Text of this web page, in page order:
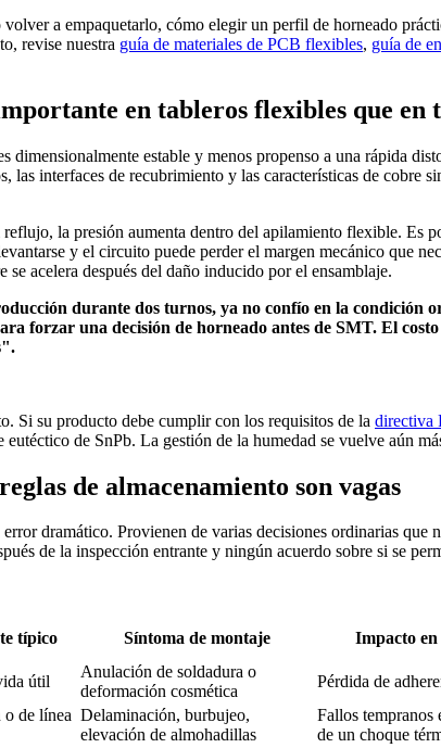
a empaquetarlo, cómo elegir un perfil de horneado
revise nuestra guía de materiales de PCB flexibles, guía de
en tableros flexibles que en
estable y menos propenso a una rápida
interfaces de recubrimiento y las características de cobre
la presión aumenta dentro del apilamiento flexible. Es
y el circuito puede perder el margen mecánico que
acelera después del daño inducido por el ensamblaje.
durante dos turnos, ya no confío en la condición
forzar una decisión de horneado antes de SMT. El
Si su producto debe cumplir con los requisitos de la directiva
de SnPb. La gestión de la humedad se vuelve aún
de almacenamiento son vagas
dramático. Provienen de varias decisiones ordinarias que
de la inspección entrante y ningún acuerdo sobre si se
típico Síntoma de montaje Impacto
útil
Anulación de soldadura o
deformación cosmética
Pérdida de
o de línea Delaminación, burbujeo,
elevación de almohadillas
Fallos tempranos
de un choque